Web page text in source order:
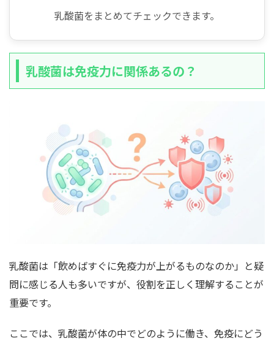
乳酸菌をまとめてチェックできます。
乳酸菌は免疫力に関係あるの？
乳酸菌は「飲めばすぐに免疫力が上がるものなのか」と疑
問に感じる人も多いですが、役割を正しく理解することが
重要です。
ここでは、乳酸菌が体の中でどのように働き、免疫にどう